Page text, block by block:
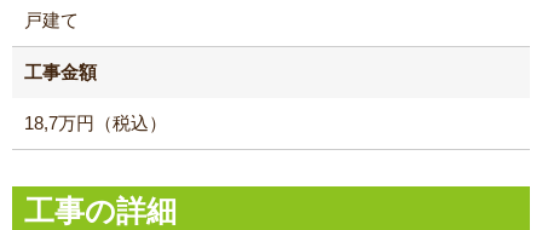
戸建て
工事金額
18,7万円（税込）
工事の詳細